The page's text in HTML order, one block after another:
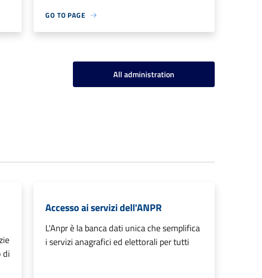
GO TO PAGE
All administration
di
Accesso ai servizi dell'ANPR
L'Anpr è la banca dati unica che semplifica
i servizi anagrafici ed elettorali per tutti